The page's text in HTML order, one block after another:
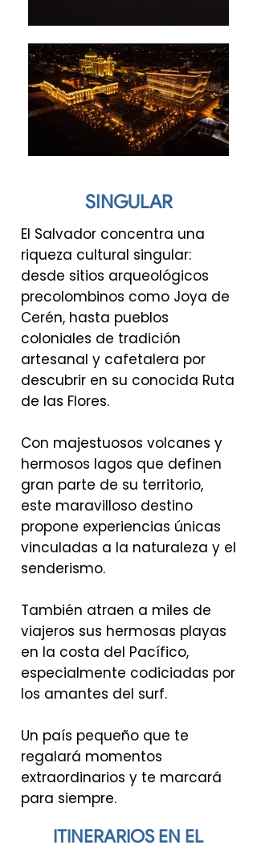
SINGULAR
El Salvador concentra una
riqueza cultural singular:
desde sitios arqueológicos
precolombinos como Joya de
Cerén, hasta pueblos
coloniales de tradición
artesanal y cafetalera por
descubrir en su conocida Ruta
de las Flores.
Con majestuosos volcanes y
hermosos lagos que definen
gran parte de su territorio,
este maravilloso destino
propone experiencias únicas
vinculadas a la naturaleza y el
senderismo.
También atraen a miles de
viajeros sus hermosas playas
en la costa del Pacífico,
especialmente codiciadas por
los amantes del surf.
Un país pequeño que te
regalará momentos
extraordinarios y te marcará
para siempre.
ITINERARIOS EN EL